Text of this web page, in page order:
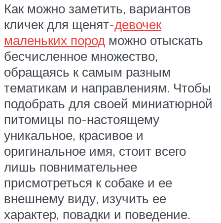
Как можно заметить, вариантов
кличек для щенят-девочек
маленьких пород можно отыскать
бесчисленное множество,
обращаясь к самым разным
тематикам и направлениям. Чтобы
подобрать для своей миниатюрной
питомицы по-настоящему
уникальное, красивое и
оригинальное имя, стоит всего
лишь повнимательнее
присмотреться к собаке и ее
внешнему виду, изучить ее
характер, повадки и поведение.